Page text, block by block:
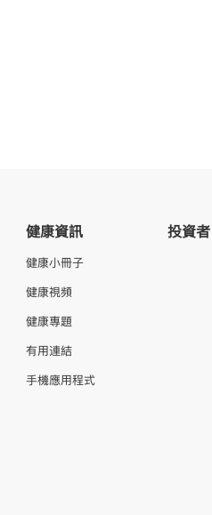
健康資訊
健康小冊子
健康視頻
健康專題
有用連結
手機應用程式
投資者